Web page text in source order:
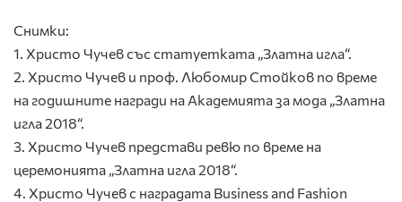
Снимки:
1. Христо Чучев със статуетката „Златна игла“.
2. Христо Чучев и проф. Любомир Стойков по време
на годишните награди на Академията за мода „Златна
игла 2018“.
3. Христо Чучев представи ревю по време на
церемонията „Златна игла 2018“.
4. Христо Чучев с наградата Business and Fashion